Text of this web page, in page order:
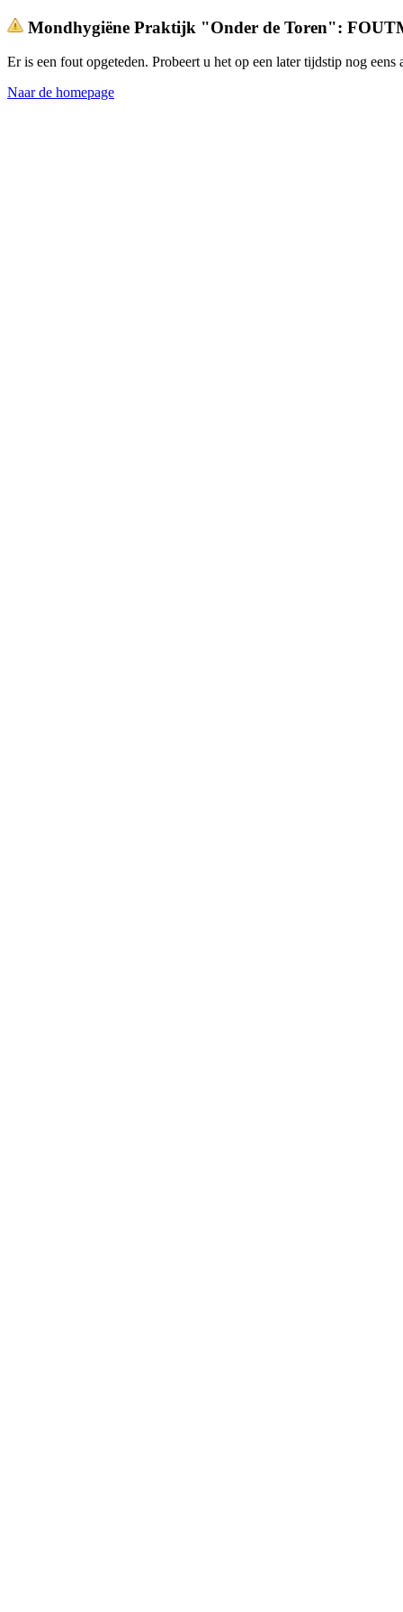
Mondhygiëne Praktijk "Onder de Toren":
Er is een fout opgeteden. Probeert u het op een later tijdstip nog
Naar de homepage